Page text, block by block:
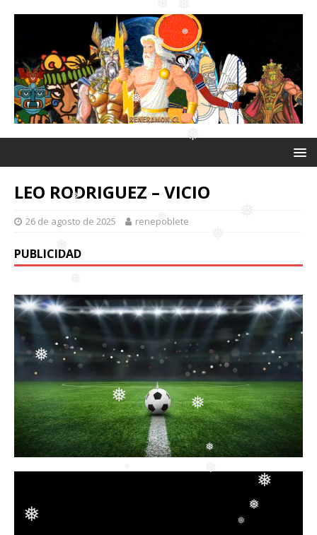
❅
❅
❅
❅
❅
❅
❅
❅
❅
❅
❅
❅
❅
❅
❅ ❅
❅
❅
❅
LEO RODRIGUEZ – VICIO
26 de agosto de 2025 renepoblete
PUBLICIDAD